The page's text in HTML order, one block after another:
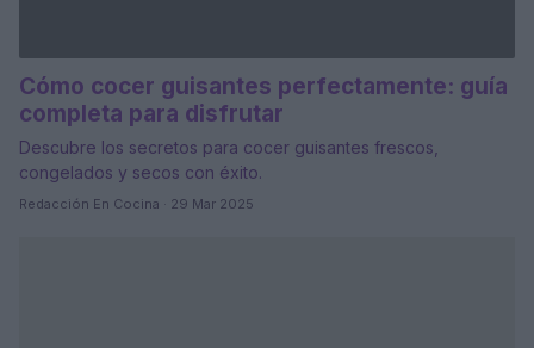
Cómo cocer guisantes perfectamente: guía
completa para disfrutar
Descubre los secretos para cocer guisantes frescos,
congelados y secos con éxito.
Redacción En Cocina · 29 Mar 2025